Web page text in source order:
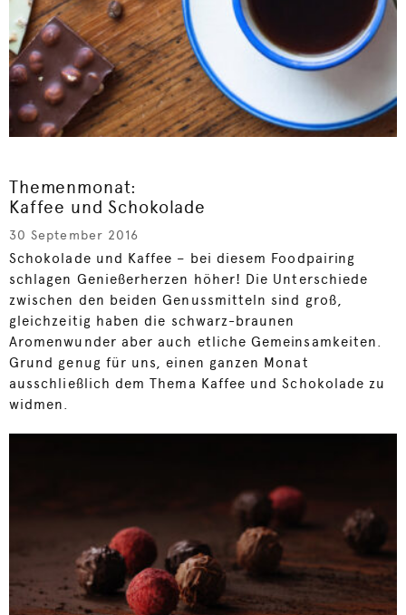
Themenmonat:
Kaffee und Schokolade
30 September 2016
Schokolade und Kaffee – bei diesem Foodpairing
schlagen Genießerherzen höher! Die Unterschiede
zwischen den beiden Genussmitteln sind groß,
gleichzeitig haben die schwarz-braunen
Aromenwunder aber auch etliche Gemeinsamkeiten.
Grund genug für uns, einen ganzen Monat
ausschließlich dem Thema Kaffee und Schokolade zu
widmen.